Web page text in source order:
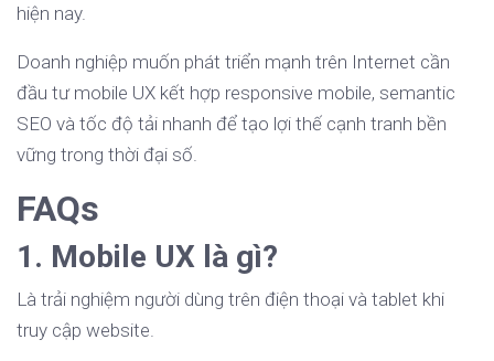
hiện nay.
Doanh nghiệp muốn phát triển mạnh trên Internet cần
đầu tư mobile UX kết hợp responsive mobile, semantic
SEO và tốc độ tải nhanh để tạo lợi thế cạnh tranh bền
vững trong thời đại số.
FAQs
1. Mobile UX là gì?
Là trải nghiệm người dùng trên điện thoại và tablet khi
truy cập website.